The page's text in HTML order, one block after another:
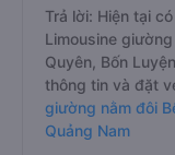
Trả lời: Hiện tại
Limousine
Quyên, Bốn
thông tin và đặt
giường nằm đôi
Quảng Nam